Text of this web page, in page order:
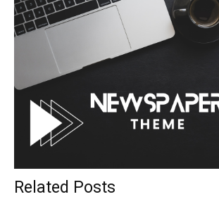
Related Posts